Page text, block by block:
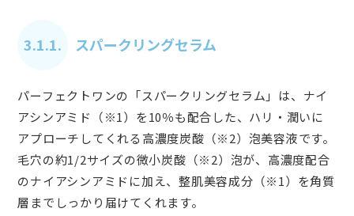
3.1.1. スパークリングセラム
パーフェクトワンの「スパークリングセラム」は、ナイ
アシンアミド（※1）を10％も配合した、ハリ・潤いに
アプローチしてくれる高濃度炭酸（※2）泡美容液です。
毛穴の約1/2サイズの微小炭酸（※2）泡が、高濃度配合
のナイアシンアミドに加え、整肌美容成分（※1）を角質
層までしっかり届けてくれます。